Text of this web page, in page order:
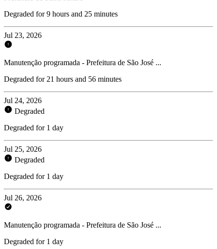
Degraded for 9 hours and 25 minutes
Jul 23, 2026
Manutenção programada - Prefeitura de São José ...
Degraded for 21 hours and 56 minutes
Jul 24, 2026
Degraded
Degraded for 1 day
Jul 25, 2026
Degraded
Degraded for 1 day
Jul 26, 2026
Manutenção programada - Prefeitura de São José ...
Degraded for 1 day